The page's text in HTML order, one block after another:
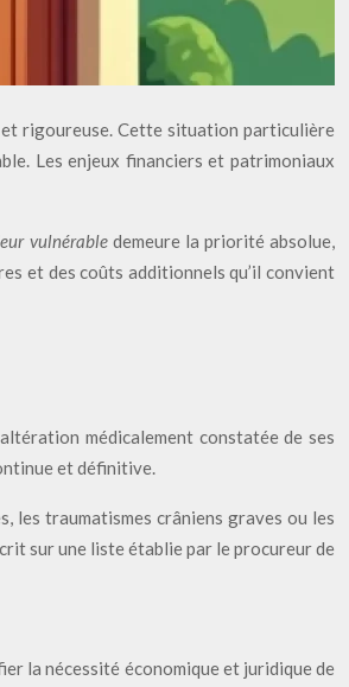
et rigoureuse. Cette situation particulière
Les enjeux financiers et patrimoniaux
vulnérable demeure la priorité absolue,
et des coûts additionnels qu’il convient
médicalement constatée de ses
et définitive.
les traumatismes crâniens graves ou les
sur une liste établie par le procureur de
la nécessité économique et juridique de